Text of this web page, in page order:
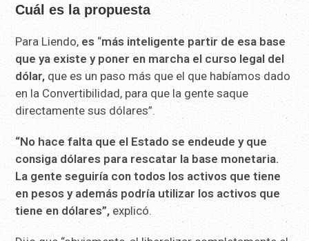
Cuál es la propuesta
Para Liendo, es “más inteligente partir de esa base
que ya existe y poner en marcha el curso legal del
dólar, que es un paso más que el que habíamos dado
en la Convertibilidad, para que la gente saque
directamente sus dólares”.
“No hace falta que el Estado se endeude y que
consiga dólares para rescatar la base monetaria.
La gente seguiría con todos los activos que tiene
en pesos y además podría utilizar los activos que
tiene en dólares”, explicó.